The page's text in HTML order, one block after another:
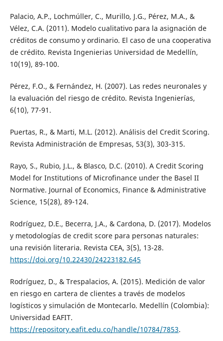
Palacio, A.P., Lochmúller, C., Murillo, J.G., Pérez, M.A., &
Vélez, C.A. (2011). Modelo cualitativo para la asignación de
créditos de consumo y ordinario. El caso de una cooperativa
de crédito. Revista Ingenierias Universidad de Medellín,
10(19), 89-100.
Pérez, F.O., & Fernández, H. (2007). Las redes neuronales y
la evaluación del riesgo de crédito. Revista Ingenierías,
6(10), 77-91.
Puertas, R., & Marti, M.L. (2012). Análisis del Credit Scoring.
Revista Administración de Empresas, 53(3), 303-315.
Rayo, S., Rubio, J.L., & Blasco, D.C. (2010). A Credit Scoring
Model for Institutions of Microfinance under the Basel II
Normative. Journal of Economics, Finance & Administrative
Science, 15(28), 89-124.
Rodríguez, D.E., Becerra, J.A., & Cardona, D. (2017). Modelos
y metodologías de credit score para personas naturales:
una revisión literaria. Revista CEA, 3(5), 13-28.
https://doi.org/10.22430/24223182.645
Rodríguez, D., & Trespalacios, A. (2015). Medición de valor
en riesgo en cartera de clientes a través de modelos
logísticos y simulación de Montecarlo. Medellín (Colombia):
Universidad EAFIT.
https://repository.eafit.edu.co/handle/10784/7853.